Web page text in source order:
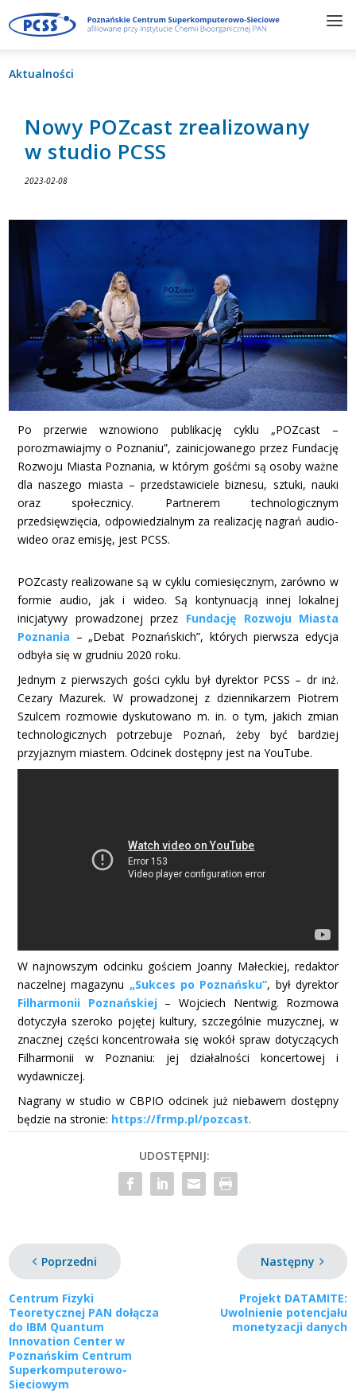
Aktualności
Nowy POZcast zrealizowany
w studio PCSS
2023-02-08
Po przerwie wznowiono publikację cyklu „POZcast –
porozmawiajmy o Poznaniu”, zainicjowanego przez Fundację
Rozwoju Miasta Poznania, w którym gośćmi są osoby ważne
dla naszego miasta – przedstawiciele biznesu, sztuki, nauki
oraz społecznicy. Partnerem technologicznym
przedsięwzięcia, odpowiedzialnym za realizację nagrań audio-
wideo oraz emisję, jest PCSS.
POZcasty realizowane są w cyklu comiesięcznym, zarówno w
formie audio, jak i wideo. Są kontynuacją innej lokalnej
inicjatywy prowadzonej przez Fundację Rozwoju Miasta
Poznania – „Debat Poznańskich”, których pierwsza edycja
odbyła się w grudniu 2020 roku.
Jednym z pierwszych gości cyklu był dyrektor PCSS – dr inż.
Cezary Mazurek. W prowadzonej z dziennikarzem Piotrem
Szulcem rozmowie dyskutowano m. in. o tym, jakich zmian
technologicznych potrzebuje Poznań, żeby być bardziej
przyjaznym miastem. Odcinek dostępny jest na YouTube.
W najnowszym odcinku gościem Joanny Małeckiej, redaktor
naczelnej magazynu „Sukces po Poznańsku”, był dyrektor
Filharmonii Poznańskiej– Wojciech Nentwig. Rozmowa
dotyczyła szeroko pojętej kultury, szczególnie muzycznej, w
znacznej części koncentrowała się wokół spraw dotyczących
Filharmonii w Poznaniu: jej działalności koncertowej i
wydawniczej.
Nagrany w studio w CBPIO odcinek już niebawem dostępny
będzie na stronie: https://frmp.pl/pozcast.
UDOSTĘPNIJ:
Poprzedni
Centrum Fizyki
Teoretycznej PAN dołącza
do IBM Quantum
Innovation Center w
Poznańskim Centrum
Superkomputerowo-
Sieciowym
Następny
Projekt DATAMITE:
Uwolnienie potencjału
monetyzacji danych